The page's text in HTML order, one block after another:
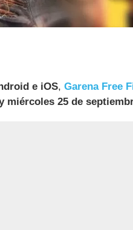
e iOS, Garena Free
miércoles 25 de